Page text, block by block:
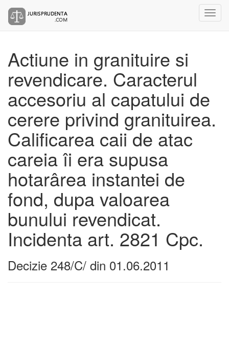
Actiune in granituire si
revendicare. Caracterul
accesoriu al capatului de
cerere privind granituirea.
Calificarea caii de atac
careia îi era supusa
hotarârea instantei de
fond, dupa valoarea
bunului revendicat.
Incidenta art. 2821 Cpc.
Decizie 248/C/ din 01.06.2011